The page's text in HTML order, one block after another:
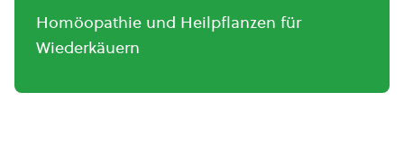
Homöopathie und Heilpflanzen für
Wiederkäuern